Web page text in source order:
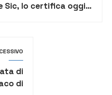
Sic, lo certifica oggi
di
di